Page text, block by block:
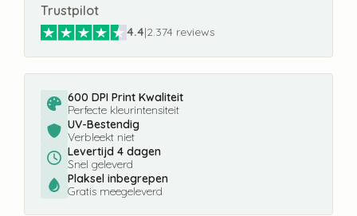
Trustpilot
4.4|2.374 reviews
600 DPI Print Kwaliteit
Perfecte kleurintensiteit
UV-Bestendig
Verbleekt niet
Levertijd 4 dagen
Snel geleverd
Plaksel inbegrepen
Gratis meegeleverd